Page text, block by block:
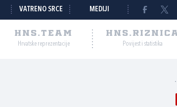
VATRENO SRCE MEDIJI
HNS.TEAM
Hrvatske reprezentacije Povijest i statistika